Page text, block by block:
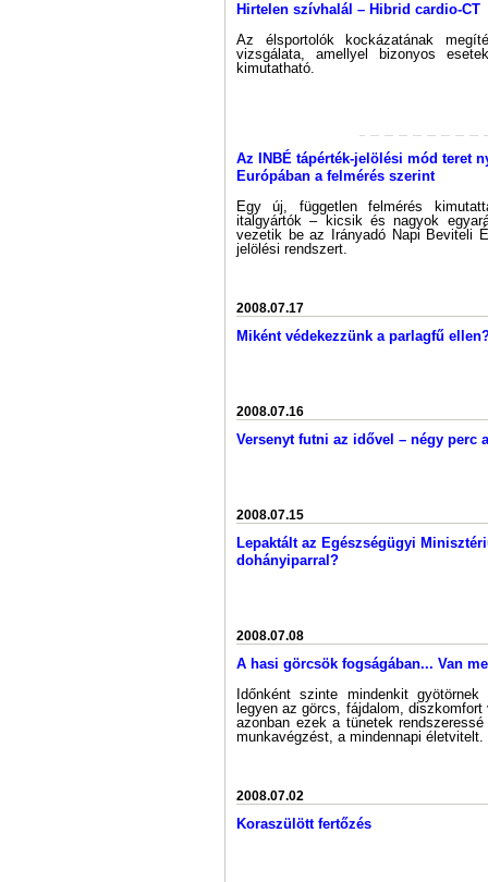
Hirtelen szívhalál – Hibrid cardio-CT
Az élsportolók kockázatának
vizsgálata, amellyel bizonyos
kimutatható.
Az INBÉ tápérték-jelölési mód teret
Európában a felmérés szerint
Egy új, független felmérés
italgyártók – kicsik és nagyok
vezetik be az Irányadó Napi Beviteli
jelölési rendszert.
2008.07.17
Miként védekezzünk a parlagfű
2008.07.16
Versenyt futni az idővel – négy perc
2008.07.15
Lepaktált az Egészségügyi
dohányiparral?
2008.07.08
A hasi görcsök fogságában... Van
Időnként szinte mindenkit
legyen az görcs, fájdalom,
azonban ezek a tünetek
munkavégzést, a mindennapi életvitelt.
2008.07.02
Koraszülött fertőzés